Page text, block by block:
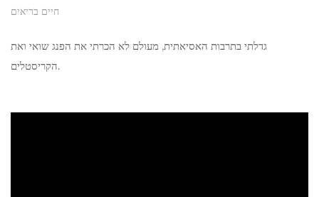
חיים בריאים
גדלתי בתרבות האסיאתית, מעולם לא הכרתי את הפנג שואי ואת
הקריסטלים.